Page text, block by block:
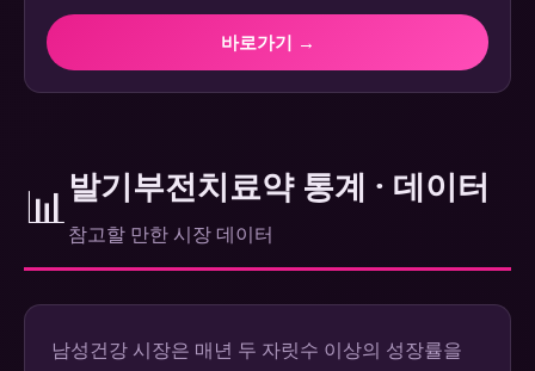
바로가기 →
📊 발기부전치료약 통계 · 데이터
참고할 만한 시장 데이터
남성건강 시장은 매년 두 자릿수 이상의 성장률을